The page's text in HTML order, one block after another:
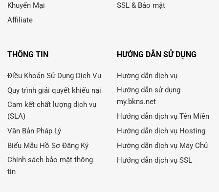
Khuyến Mại
Affiliate
SSL & Bảo mật
THÔNG TIN
Điều Khoản Sử Dụng Dịch Vụ
Quy trình giải quyết khiếu nại
Cam kết chất lượng dịch vụ
(SLA)
Văn Bản Pháp Lý
Biểu Mẫu Hồ Sơ Đăng Ký
Chính sách bảo mật thông
tin
HƯỚNG DẪN SỬ DỤNG
Hướng dẫn dịch vụ
Hướng dẫn sử dụng
my.bkns.net
Hướng dẫn dịch vụ Tên Miền
Hướng dẫn dịch vụ Hosting
Hướng dẫn dịch vụ Máy Chủ
Hướng dẫn dịch vụ SSL